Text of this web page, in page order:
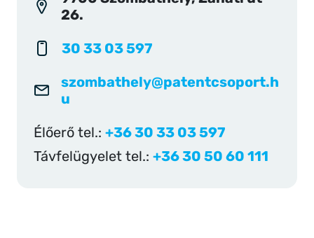
26.
30 33 03 597
szombathely@patentcsoport.h
u
Élőerő tel.: +36 30 33 03 597
Távfelügyelet tel.: +36 30 50 60 111